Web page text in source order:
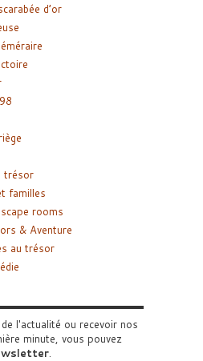
d’or
trésor
familles
rooms
& Aventure
au trésor
l'actualité ou recevoir nos
minute, vous pouvez